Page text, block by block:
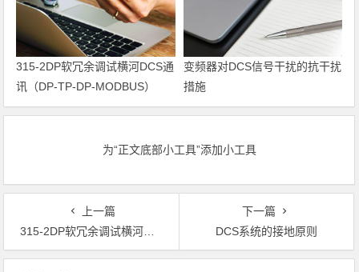
315-2DP软冗余调试横河DCS通
讯（DP-TP-DP-MODBUS）
变频器对DCS信号干扰的抗干扰
措施
为“正文底部小工具”添加小工具
上一篇
315-2DP软冗余调试横河DCS通讯（DP-TP-DP-MODBUS）
下一篇
DCS系统的接地原则